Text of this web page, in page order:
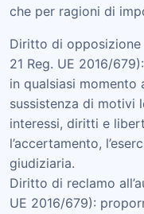
che per ragioni di
Diritto di
21 Reg. UE 2016/
in qualsiasi
sussistenza di motivi
interessi, diritti e
l’accertamento,
giudiziaria.
Diritto di reclamo
UE 2016/679):